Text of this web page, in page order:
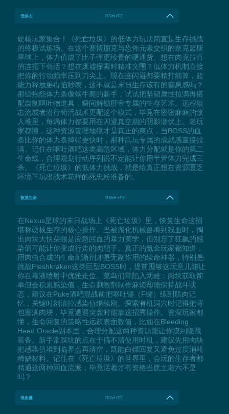
低体力 RCtrl+F2
硬核玩家集合！《死亡垃圾》的低体力玩法简直是生存挑战
的终极试炼场。在这个赛博朋克与恐怖元素交织的奈克瑟斯
星球上，体力值成了比子弹更珍贵的硬通货。想在肉克拉肯
的连招下苟活？想在废墟探索时精准突围？低体力机制直接
把你的行动频率压到刀尖上。现在连闪避都要精打细算，超
能力释放更得掐秒表，这不就是末日生存该有的窒息感吗？
那些抱怨体力条像蜗牛爬的新手，试试把坚韧属性拉满再搭
配自制呕吐物道具，瞬间解锁肝帝专属的生存艺术。远程狙
击流或者潜行苟活战术更配这个模式，毕竟在密密麻麻的敌
人堆里，每滴体力都要用在闪避真空期的阴影潜伏上。老玩
家都懂，这种资源管理地狱才是真正的爽点，当BOSS的血
条比你的体力条掉得更快时，那种高玩专属的成就感直接拉
满。记住在呕吐酒吧这类高危区域，体力分配就是你的第二
生命线，合理规划行动序列说不定能让你用半管体力完成三
杀。《死亡垃圾》的低体力挑战，就是给真正想在资源匮乏
环境下玩出战术花样的死忠粉准备的。
恢复生命 RShift +F3
在Nexus星球的末日战场上《死亡垃圾》里，恢复生命这招
堪称硬核生存的核心操作。当被腐化机械兽啃到残血时，掏
出肉块大快朵颐是应急回血的暴力美学，但别忘了狂飙的感
染值可能让你变成行走的肉靶子。真正的氪金玩家都知道，
用肉虫合成的生命刺激剂才是无副作用的续命神器，特别是
挑战Fleshkraken这类巨型BOSS时，提前囤够这玩意儿能让
你在毒液喷射中优雅走位。菜鸟们常陷入两难：肉块获取简
单但会积累感染值，生命刺激剂制作麻烦却能保持战斗状
态，建议在Puke酒吧混战前把呕吐键（F键）练到肌肉记
忆，关键时刻清掉感染值继续刚。探索有机洞穴时记得把背
包塞满肉块，毕竟遭遇突袭时能靠这招秀操作。资深玩家都
懂，生命回复的策略性远超表面数值，比如在Bleeding
Head Oracle副本里，合理分配这两种资源能让你摸到隐藏
装备。新手常踩坑的点在于搞不清使用时机，建议先用肉块
把感染值堆到临界点再清空，既能白嫖回复又避免过度消耗
稀缺材料。记住在《死亡垃圾》的世界里，会玩的生存者都
精通这两种回血流派，毕竟活着才有资格当废土老六不是
吗？
低血量 RCtrl+F3